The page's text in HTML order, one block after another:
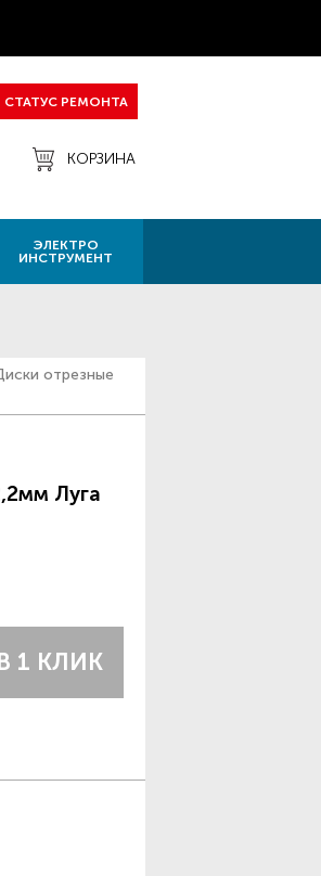
СТАТУС РЕМОНТА
КОРЗИНА
ЭЛЕКТРО
ИНСТРУМЕНТ
отрезные
Луга
1 КЛИК